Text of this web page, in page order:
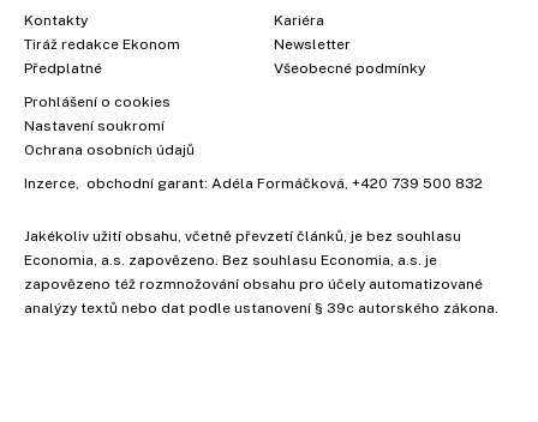
Kontakty
Tiráž redakce Ekonom
Předplatné
Kariéra
Newsletter
Všeobecné podmínky
Prohlášení o cookies
Nastavení soukromí
Ochrana osobních údajů
Inzerce, obchodní garant: Adéla Formáčková, +420 739 500 832
Jakékoliv užití obsahu, včetně převzetí článků, je bez souhlasu
Economia, a.s. zapovězeno. Bez souhlasu Economia, a.s. je
zapovězeno též rozmnožování obsahu pro účely automatizované
analýzy textů nebo dat podle ustanovení § 39c autorského zákona.